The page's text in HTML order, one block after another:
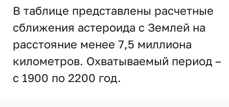
В таблице представлены расчетные
сближения астероида с Землей на
расстояние менее 7,5 миллиона
километров. Охватываемый период –
с 1900 по 2200 год.